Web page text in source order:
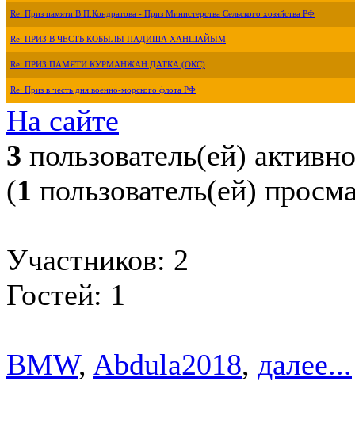
Re: Приз памяти В.П.Кондратова - Приз Министерства Сельского хозяйства РФ
Re: ПРИЗ В ЧЕСТЬ КОБЫЛЫ ПАДИША ХАНШАЙЫМ
Re: ПРИЗ ПАМЯТИ КУРМАНЖАН ДАТКА (ОКС)
Re: Приз в честь дня военно-морского флота РФ
На сайте
3 пользователь(ей) активно
(1 пользователь(ей)
Участников: 2
Гостей: 1
BMW, Abdula2018, далее...